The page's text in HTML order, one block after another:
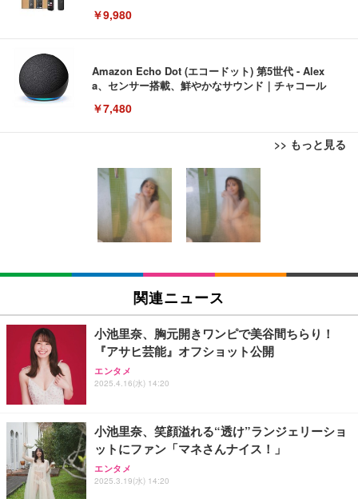
￥9,980
Amazon Echo Dot (エコードット) 第5世代 - Alex
a、センサー搭載、鮮やかなサウンド｜チャコール
￥7,480
>> もっと見る
[EdoErgo] オフィスチェア 椅子 テレワーク 疲れな
い 跳ね上げ式アームレスト コンパクト 約105度ロッ
キング pc 事務椅子 360度回転 座面昇降 強化ナイロ
ン樹脂ベース 通気性メッシュ 在宅ワーク H-WY01
(黒網+黒枠+黒足)
￥5,699
SIHOO B100 オフィスチェア／デスクチェア メッシ
ュチェア 人間工学 疲れない ブラック
￥27,999
Sezlife オフィスチェア デスクチェア 疲れない テレ
ワーク チェア 強化バックレスト 30度ロッキング機
能 人間工学 椅子 腰サポート 90度跳ね上げ式アーム
務用 おしゃれ パソコンチェア (ブラック)
Sezlife オフィスチェア デスクチェア 疲れない テレ
ワーク チェア 強化バックレスト 30度ロッキング機
能 人間工学 椅子 腰サポート 90度跳ね上げ式アーム
EIZO ビジネス向けプレミアムモニター | FlexScan
EV3240X-WT | 31.5型4K UHD・USB Type-C・ホワ
￥105,595
EIZO ビジネス向けプレミアムモニター | FlexScan
￥109,572
【純正品】27"ゲーミングモニター DualSense 充電
フック付き（CFI-ZDM1J）
【整備済み品】Dell E2724HS 27インチ 液晶モニタ
ー フルHD（1920×1080）VA 非光沢 HDMI/DisplayP
ort/VGA スピーカー内蔵 高さ調整 スイベル VESA対
Amazonベーシック ペットシーツ 薄型 レギュラー 1
回使い捨て 無香料 ホワイト 300枚
￥3,373
Amazonベーシック ペットシーツ 厚型 ワイド 42枚
x2袋(84枚) ホワイト(吸収面:ライトブルー)
￥3,234
ネオ・ルーライフ ネオ・オムツ L 中型犬用 26枚入
り 単品
Smart Basic(スマートベーシック) 【Amazon.co.jp
限定】 Smart Basic アイリスオーヤマ ペットシーツ
超厚型 お徳用 ワイド 100枚入 (x 1) (ケース販売)
関連ニュース
小池里奈、胸元開きワンピで美谷間ちらり！
『アサヒ芸能』オフショット公開
エンタメ
2025.4.16(水) 14:20
小池里奈、笑顔溢れる“透け”ランジェリーショ
ットにファン「マネさんナイス！」
エンタメ
2025.3.19(水) 14:20